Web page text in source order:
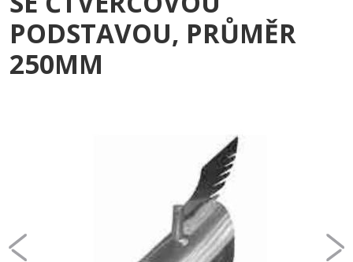
PODSTAVOU, PRŮMĚR
250MM